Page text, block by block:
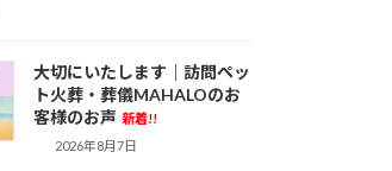
大切にいたします｜訪問ペッ
ト火葬・葬儀MAHALOのお
客様のお声 新着!!
2026年8月7日